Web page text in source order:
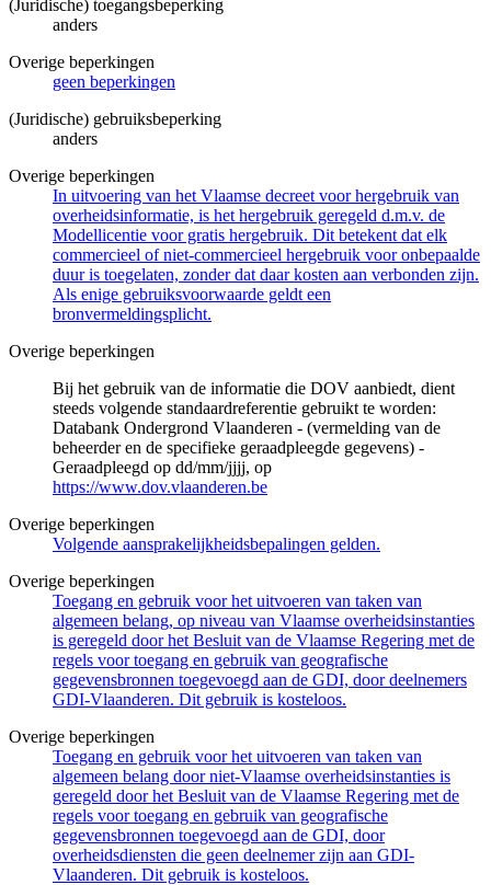
(Juridische) toegangsbeperking
anders
Overige beperkingen
geen beperkingen
(Juridische) gebruiksbeperking
anders
Overige beperkingen
In uitvoering van het Vlaamse decreet voor hergebruik van
overheidsinformatie, is het hergebruik geregeld d.m.v. de
Modellicentie voor gratis hergebruik. Dit betekent dat elk
commercieel of niet-commercieel hergebruik voor onbepaalde
duur is toegelaten, zonder dat daar kosten aan verbonden zijn.
Als enige gebruiksvoorwaarde geldt een
bronvermeldingsplicht.
Overige beperkingen
Bij het gebruik van de informatie die DOV aanbiedt, dient
steeds volgende standaardreferentie gebruikt te worden:
Databank Ondergrond Vlaanderen - (vermelding van de
beheerder en de specifieke geraadpleegde gegevens) -
Geraadpleegd op dd/mm/jjjj, op
https://www.dov.vlaanderen.be
Overige beperkingen
Volgende aansprakelijkheidsbepalingen gelden.
Overige beperkingen
Toegang en gebruik voor het uitvoeren van taken van
algemeen belang, op niveau van Vlaamse overheidsinstanties
is geregeld door het Besluit van de Vlaamse Regering met de
regels voor toegang en gebruik van geografische
gegevensbronnen toegevoegd aan de GDI, door deelnemers
GDI-Vlaanderen. Dit gebruik is kosteloos.
Overige beperkingen
Toegang en gebruik voor het uitvoeren van taken van
algemeen belang door niet-Vlaamse overheidsinstanties is
geregeld door het Besluit van de Vlaamse Regering met de
regels voor toegang en gebruik van geografische
gegevensbronnen toegevoegd aan de GDI, door
overheidsdiensten die geen deelnemer zijn aan GDI-
Vlaanderen. Dit gebruik is kosteloos.